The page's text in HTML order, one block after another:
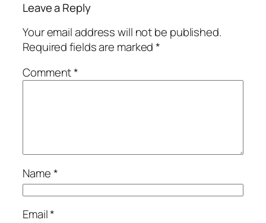
Leave a Reply
Your email address will not be published.
Required fields are marked*
Comment*
Name*
Email*